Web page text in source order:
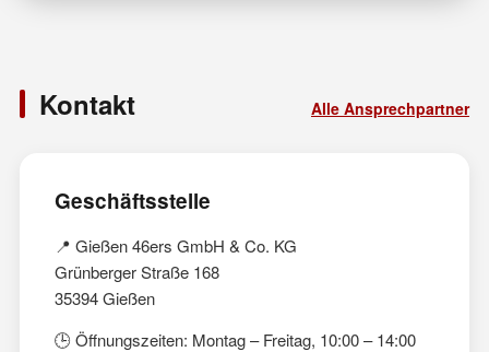
Kontakt Alle Ansprechpartner
Geschäftsstelle
📍 Gießen 46ers GmbH & Co. KG
Grünberger Straße 168
35394 Gießen
🕒 Öffnungszeiten: Montag – Freitag, 10:00 – 14:00